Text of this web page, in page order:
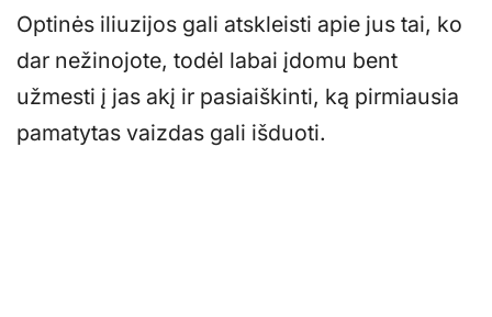
Optinės iliuzijos gali atskleisti apie jus tai, ko
dar nežinojote, todėl labai įdomu bent
užmesti į jas akį ir pasiaiškinti, ką pirmiausia
pamatytas vaizdas gali išduoti.